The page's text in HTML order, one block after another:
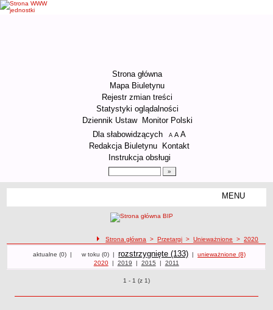
Strona główna
Mapa Biuletynu
Rejestr zmian treści
Statystyki oglądalności
Dziennik Ustaw
Monitor Polski
Menu dodatkowe
Dla słabowidzących A pomniejsz czcionkę
A standardowy rozmiar czcionki
A
Redakcja Biuletynu
Kontakt
Instrukcja obsługi
MENU
Struktura organizacyjna
Podstawy prawne działania Urzędu
ścieżka nawigacji
Strona główna >Przetargi >Unieważnione >2020
Przetargi unieważnione z 2020 roku
Przetargi
aktualne (0) | Przetargi
w toku (0) |Przetargi
rozstrzygnięte (133) | Przetargi
unieważnione (8)
Przetargi z roku
2020| Przetargi z roku
2019 | Przetargi z roku
2015 | Przetargi z roku
2011
Przetargi o pozycjach
1 - 1 (z 1)